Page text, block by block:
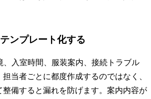
ンプレート化する
、入室時間、服装案内、接続トラブル
当者ごとに都度作成するのではなく、
整備すると漏れを防げます。案内内容が